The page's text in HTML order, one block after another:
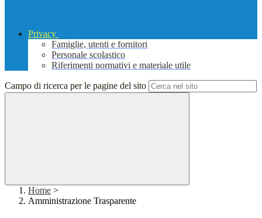
Privacy
Famiglie, utenti e fornitori
Personale scolastico
Riferimenti normativi e materiale utile
Campo di ricerca per le pagine del sito
Home >
Amministrazione Trasparente